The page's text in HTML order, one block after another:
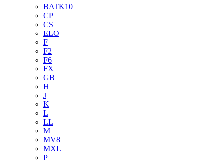
BATK10
CP
CS
ELO
F
F2
F6
FX
GB
H
J
K
L
LL
M
MV8
MXL
P